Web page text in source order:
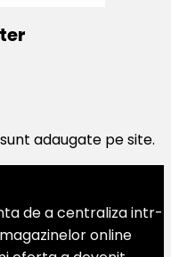
adaugate pe site.
de a centraliza intr-
online